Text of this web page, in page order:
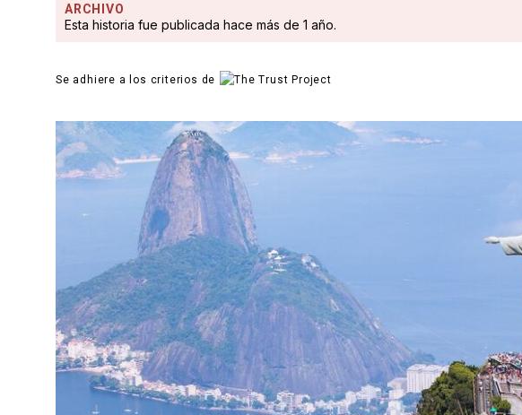
ARCHIVO
Esta historia fue publicada hace más de 1 año.
Se adhiere a los criterios de